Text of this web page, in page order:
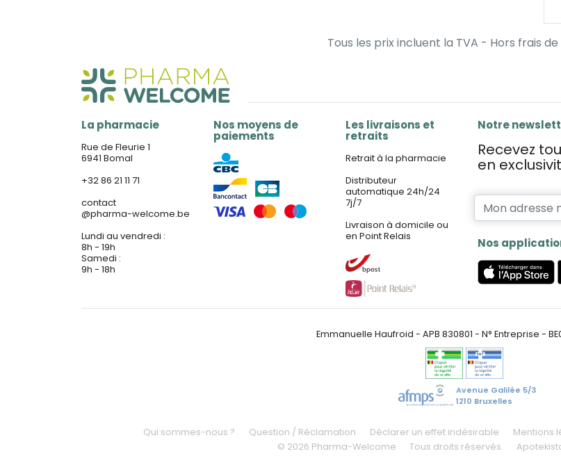
Tous les prix incluent la TVA - Hors frais de
La pharmacie
Rue de Fleurie 1
6941 Bomal
+32 86 21 11 71
contact
@pharma-welcome.be
Lundi au vendredi :
8h - 19h
Samedi :
9h - 18h
Nos moyens de
paiements
Les livraisons et
retraits
Retrait à la pharmacie
Distributeur
automatique 24h/24
7j/7
Livraison à domicile ou
en Point Relais
Notre
Recevez
en
Nos
Emmanuelle Haufroid - APB 830801 - N° Entreprise -
Avenue Galilée 5/3
1210 Bruxelles
Qui sommes-nous ? Question / Réclamation Déclarer un effet indésirable Mentions
© 2026 Pharma-Welcome
Tous droits réservés.